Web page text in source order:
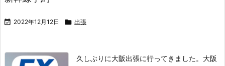
 2022年12月12日  出張
久しぶりに大阪出張に行ってきました。 大阪